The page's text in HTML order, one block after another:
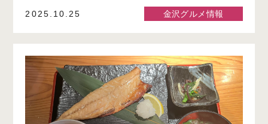
2025.10.25 金沢グルメ情報